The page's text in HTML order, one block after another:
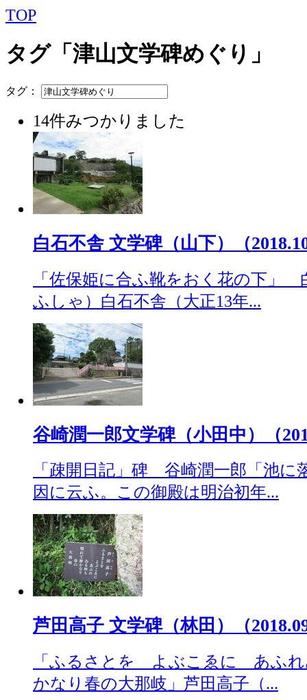
TOP
タグ「津山文学碑めぐり」
タグ：
14件みつかりました
白石不舎 文学碑（山下）（
「佐保姫に合ふ靴をおく花の下」
ふしゃ）白石不舎（大正13年...
谷崎潤一郎文学碑（小田中）（
「疎開日記」碑 谷崎潤一郎「池に
因に云ふ。この御殿は明治初年...
芦田高子 文学碑（林田）（
「ふるさとを よぶこゑに あふ
かなり春の大那岐」芦田高子（...